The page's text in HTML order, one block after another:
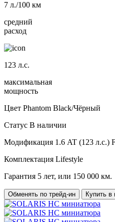
7 л./100 км
средний
расход
123 л.с.
максимальная
мощность
Цвет Phantom Black/Чёрный
Статус В наличии
Модификация 1.6 AT (123 л.с.)
Комплектация Lifestyle
Гарантия 5 лет, или 150 000 км.
Обменять по трейд-ин Купить в